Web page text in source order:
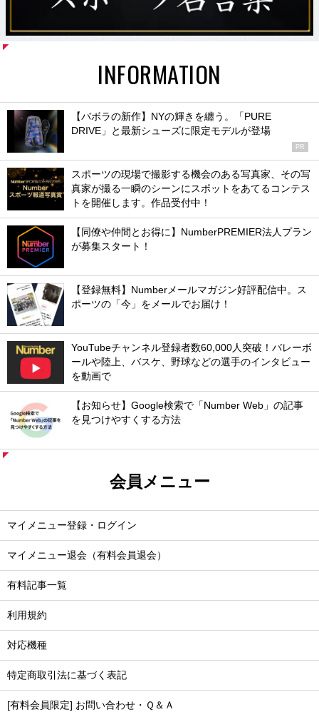
INFORMATION
【バボラの新作】NYの輝きを纏う。「PURE
DRIVE」と最新シューズに限定モデルが登場
PR
スポーツの現場で撮影する機会のある写真家、その写
真家が撮る一瞬のシーンにスポットをあてるコンテス
トを開催します。作品受付中！
【同僚や仲間とお得に】NumberPREMIER法人プラン
が募集スタート！
【登録無料】Numberメールマガジン好評配信中。ス
ポーツの「今」をメールでお届け！
YouTubeチャンネル登録者数60,000人突破！バレーボ
ールや陸上、バスケ、野球などの選手のインタビュー
を動画で
【お知らせ】Google検索で「Number Web」の記事
を見つけやすくする方法
会員メニュー
マイメニュー登録・ログイン
マイメニュー退会（有料会員退会）
有料記事一覧
利用規約
対応機種
特定商取引法に基づく表記
[有料会員限定] お問い合わせ・Ｑ＆Ａ